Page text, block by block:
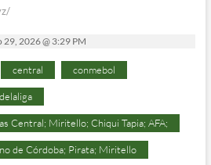
29, 2026 @ 3:29 PM
central conmebol
Central; Miritello; Chiqui Tapia; AFA;
de Córdoba; Pirata; Miritello